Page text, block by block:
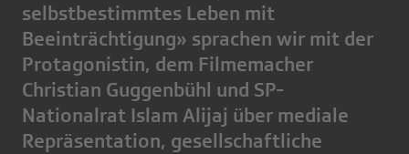
selbstbestimmtes Leben mit
Beeinträchtigung» sprachen wir mit der
Protagonistin, dem Filmemacher
Christian Guggenbühl und SP-
Nationalrat Islam Alijaj über mediale
Repräsentation, gesellschaftliche